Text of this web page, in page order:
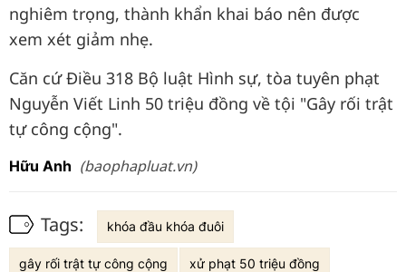
nghiêm trọng, thành khẩn khai báo nên được
xem xét giảm nhẹ.
Căn cứ Điều 318 Bộ luật Hình sự, tòa tuyên phạt
Nguyễn Viết Linh 50 triệu đồng về tội "Gây rối trật
tự công cộng".
Hữu Anh (baophapluat.vn)
Tags: khóa đầu khóa đuôi
gây rối trật tự công cộng xử phạt 50 triệu đồng